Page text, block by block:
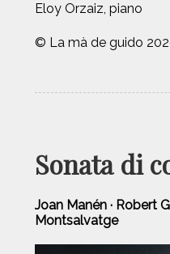
Eloy Orzaiz, piano
© La mà de guido
Sonata di
Joan Manén · Robert
Montsalvatge